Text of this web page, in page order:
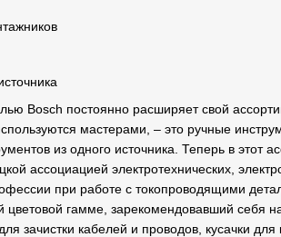
Bosch постоянно расширяет свой
мастерами, – это ручные
из одного источника. Теперь в этот
ассоциацией электротехнических,
при работе с токопроводящими
гамме, зарекомендовавший себя
зачистки кабелей и проводов, кусачки